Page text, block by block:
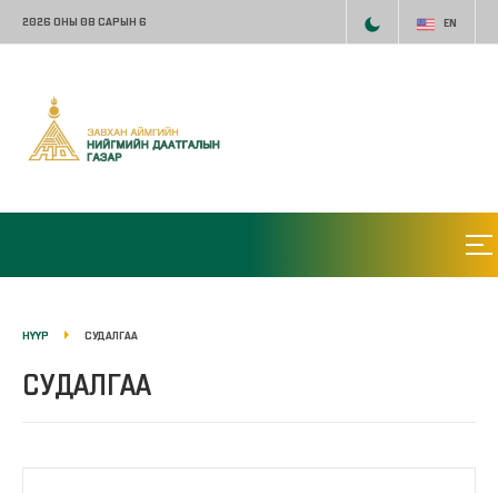
2026 ОНЫ 08 САРЫН 6 EN
НҮҮР СУДАЛГАА
СУДАЛГАА